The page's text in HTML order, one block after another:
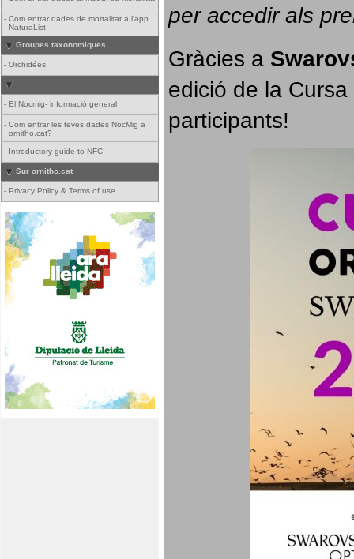
- Com entrar dades de mortalitat a l'app
NaturaList
Groupes taxonomiques
- Orchidées
- El Nocmig- informació general
- Com entrar les teves dades NocMig a
ornitho.cat?
- Introductory guide to NFC
Sur ornitho.cat
- Privacy Policy & Terms of use
per accedir als
Gràcies a
edició de la
participants!